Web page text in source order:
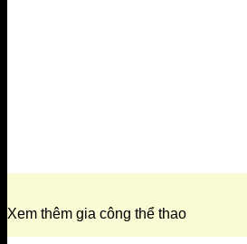
Xem thêm gia công thể thao